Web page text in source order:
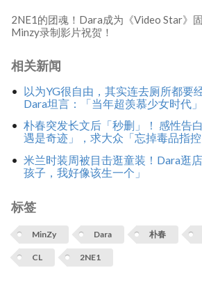
2NE1的团魂！Dara成为《Video Star》
Minzy录制影片祝贺！
相关新闻
以为YG很自由，其实连去厕所都要
Dara坦言：「当年超羡慕少女时代」
朴春突发长文后「秒删」！ 感性告
遇是奇迹」，求大众「忘掉毒品指控
米兰时装周被目击逛童装！Dara逛
孩子，我好像该生一个」
标签
MinZy Dara 朴春
CL 2NE1